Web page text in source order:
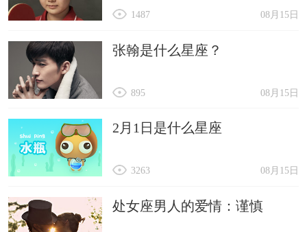
08月15日
1487
张翰是什么星座？
08月15日
895
2月1日是什么星座
08月15日
3263
处女座男人的爱情：谨慎